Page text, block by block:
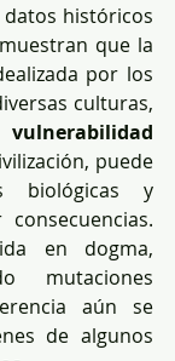
históricos
que la
por los
culturas,
puede
biológicas y
en dogma,
mutaciones
aún se
de algunos